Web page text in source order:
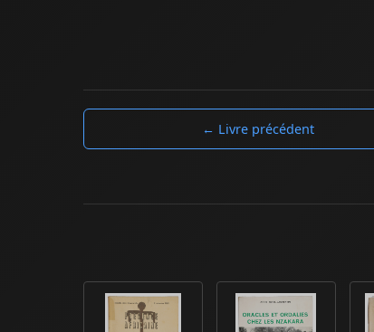
← Livre précédent